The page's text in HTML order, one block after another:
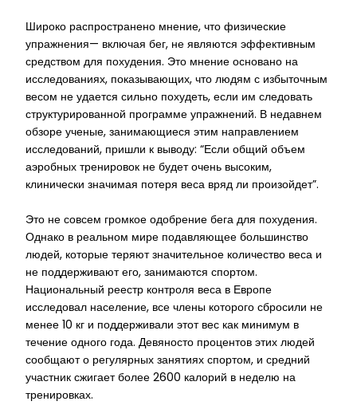
Широко распространено мнение, что физические
упражнения— включая бег, не являются эффективным
средством для похудения. Это мнение основано на
исследованиях, показывающих, что людям с избыточным
весом не удается сильно похудеть, если им следовать
структурированной программе упражнений. В недавнем
обзоре ученые, занимающиеся этим направлением
исследований, пришли к выводу: “Если общий объем
аэробных тренировок не будет очень высоким,
клинически значимая потеря веса вряд ли произойдет”.
Это не совсем громкое одобрение бега для похудения.
Однако в реальном мире подавляющее большинство
людей, которые теряют значительное количество веса и
не поддерживают его, занимаются спортом.
Национальный реестр контроля веса в Европе
исследовал население, все члены которого сбросили не
менее 10 кг и поддерживали этот вес как минимум в
течение одного года. Девяносто процентов этих людей
сообщают о регулярных занятиях спортом, и средний
участник сжигает более 2600 калорий в неделю на
тренировках.